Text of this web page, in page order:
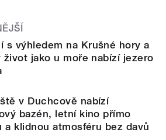
s výhledem na Krušné hory a
život jako u moře nabízí jezero
v Duchcově nabízí
bazén, letní kino přímo
a klidnou atmosféru bez davů